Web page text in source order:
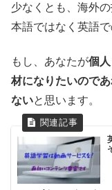
少なくとも、海外
本語ではなく英語
もし、あなたが個
材になりたいので
ないと思います。